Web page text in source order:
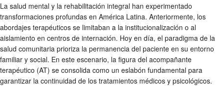
La salud mental y la rehabilitación integral han experimentado
transformaciones profundas en América Latina. Anteriormente, los
abordajes terapéuticos se limitaban a la institucionalización o al
aislamiento en centros de internación. Hoy en día, el paradigma de la
salud comunitaria prioriza la permanencia del paciente en su entorno
familiar y social. En este escenario, la figura del acompañante
terapéutico (AT) se consolida como un eslabón fundamental para
garantizar la continuidad de los tratamientos médicos y psicológicos.